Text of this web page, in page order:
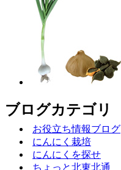
ブログカテゴリ
お役立ち情報ブログ
にんにく栽培
にんにくを探せ
ちょっと北東北通